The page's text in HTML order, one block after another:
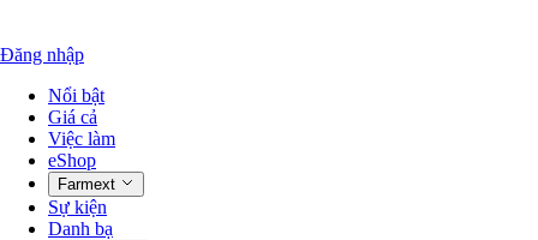
Đăng nhập
Nổi bật
Giá cả
Việc làm
eShop
Farmext
Sự kiện
Danh bạ